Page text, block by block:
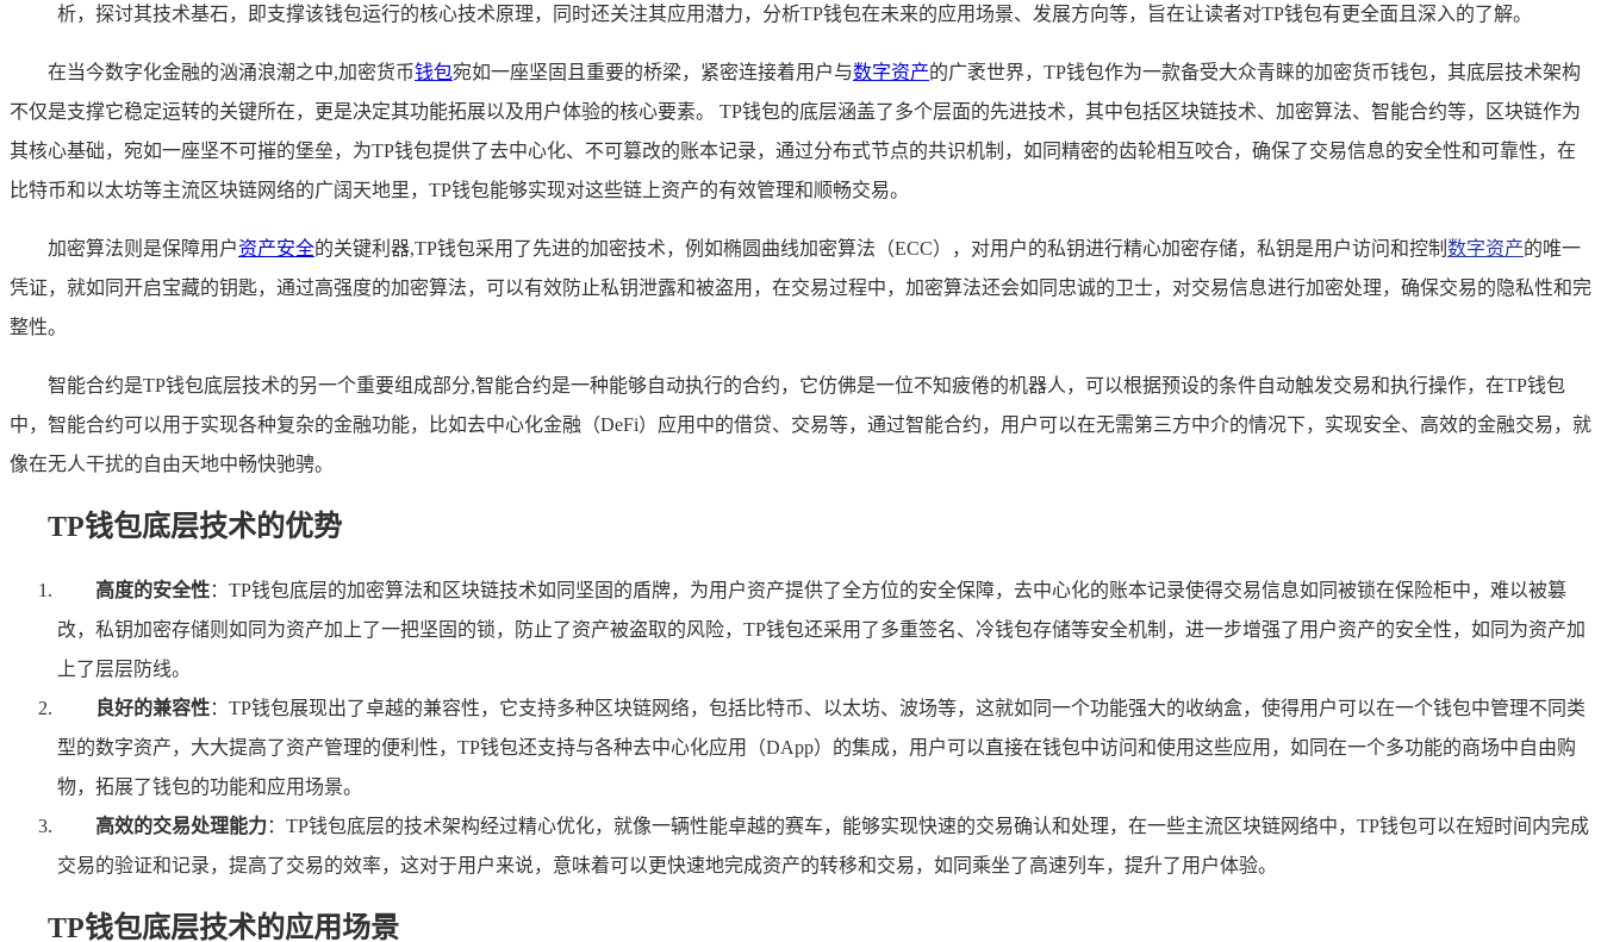
析，探讨其技术基石，即支撑该钱包运行的核心技术原理，同时还关注其应用潜力，分析TP钱包在未来的应用场景、发展方向等，旨在让读者对TP钱包有更全面且深入的了解。
在当今数字化金融的汹涌浪潮之中,加密货币钱包宛如一座坚固且重要的桥梁，紧密连接着用户与数字资产的广袤世界，TP钱包作为一款备受大众青睐的加密货币钱包，其底层技术架构
不仅是支撑它稳定运转的关键所在，更是决定其功能拓展以及用户体验的核心要素。 TP钱包的底层涵盖了多个层面的先进技术，其中包括区块链技术、加密算法、智能合约等，区块链作为
其核心基础，宛如一座坚不可摧的堡垒，为TP钱包提供了去中心化、不可篡改的账本记录，通过分布式节点的共识机制，如同精密的齿轮相互咬合，确保了交易信息的安全性和可靠性，在
比特币和以太坊等主流区块链网络的广阔天地里，TP钱包能够实现对这些链上资产的有效管理和顺畅交易。
加密算法则是保障用户资产安全的关键利器,TP钱包采用了先进的加密技术，例如椭圆曲线加密算法（ECC），对用户的私钥进行精心加密存储，私钥是用户访问和控制 数字资产的唯一
凭证，就如同开启宝藏的钥匙，通过高强度的加密算法，可以有效防止私钥泄露和被盗用，在交易过程中，加密算法还会如同忠诚的卫士，对交易信息进行加密处理，确保交易的隐私性和完
整性。
智能合约是TP钱包底层技术的另一个重要组成部分,智能合约是一种能够自动执行的合约，它仿佛是一位不知疲倦的机器人，可以根据预设的条件自动触发交易和执行操作，在TP钱包
中，智能合约可以用于实现各种复杂的金融功能，比如去中心化金融（DeFi）应用中的借贷、交易等，通过智能合约，用户可以在无需第三方中介的情况下，实现安全、高效的金融交易，就
像在无人干扰的自由天地中畅快驰骋。
TP钱包底层技术的优势
高度的安全性：TP钱包底层的加密算法和区块链技术如同坚固的盾牌，为用户资产提供了全方位的安全保障，去中心化的账本记录使得交易信息如同被锁在保险柜中，难以被篡
改，私钥加密存储则如同为资产加上了一把坚固的锁，防止了资产被盗取的风险，TP钱包还采用了多重签名、冷钱包存储等安全机制，进一步增强了用户资产的安全性，如同为资产加
上了层层防线。
良好的兼容性：TP钱包展现出了卓越的兼容性，它支持多种区块链网络，包括比特币、以太坊、波场等，这就如同一个功能强大的收纳盒，使得用户可以在一个钱包中管理不同类
型的数字资产，大大提高了资产管理的便利性，TP钱包还支持与各种去中心化应用（DApp）的集成，用户可以直接在钱包中访问和使用这些应用，如同在一个多功能的商场中自由购
物，拓展了钱包的功能和应用场景。
高效的交易处理能力：TP钱包底层的技术架构经过精心优化，就像一辆性能卓越的赛车，能够实现快速的交易确认和处理，在一些主流区块链网络中，TP钱包可以在短时间内完成
交易的验证和记录，提高了交易的效率，这对于用户来说，意味着可以更快速地完成资产的转移和交易，如同乘坐了高速列车，提升了用户体验。
TP钱包底层技术的应用场景